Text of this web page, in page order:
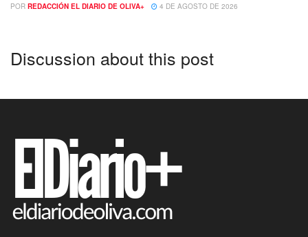
POR REDACCIÓN EL DIARIO DE OLIVA+ 4 DE AGOSTO DE 2026
Discussion about this post